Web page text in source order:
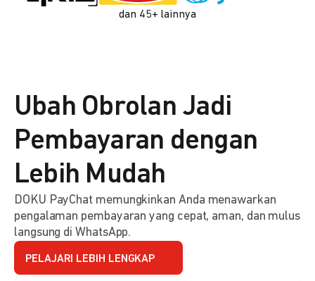
dan 45+ lainnya
Ubah Obrolan Jadi
Pembayaran dengan
Lebih Mudah
DOKU PayChat memungkinkan Anda menawarkan
pengalaman pembayaran yang cepat, aman, dan mulus
langsung di WhatsApp.
PELAJARI LEBIH LENGKAP